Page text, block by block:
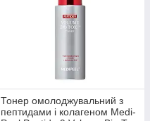
Тонер омолоджувальний з
пептидами і колагеном Medi-